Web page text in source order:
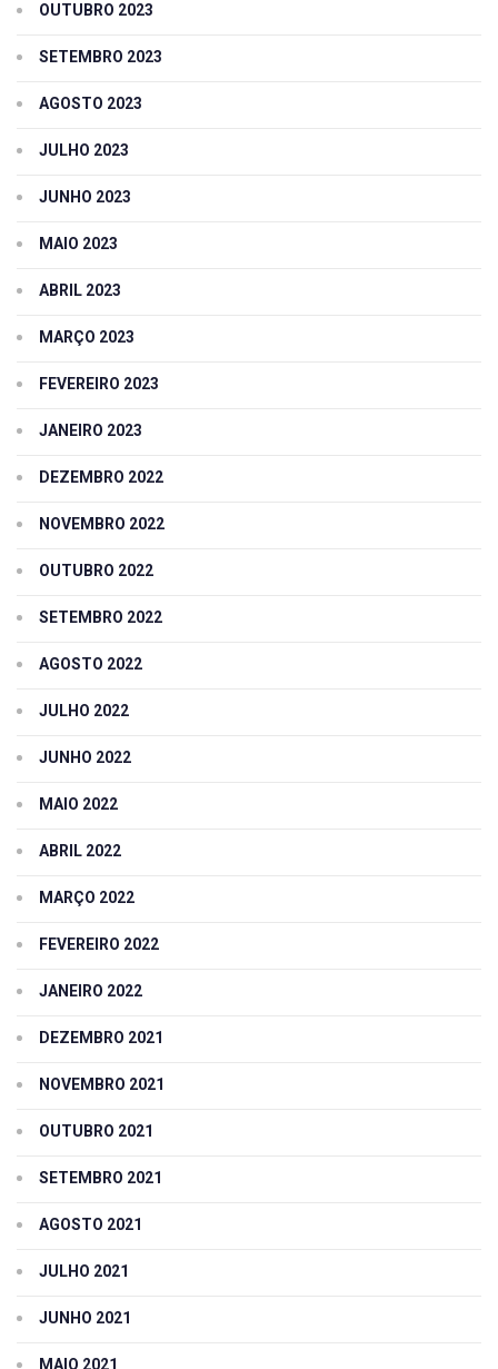
OUTUBRO 2023
SETEMBRO 2023
AGOSTO 2023
JULHO 2023
JUNHO 2023
MAIO 2023
ABRIL 2023
MARÇO 2023
FEVEREIRO 2023
JANEIRO 2023
DEZEMBRO 2022
NOVEMBRO 2022
OUTUBRO 2022
SETEMBRO 2022
AGOSTO 2022
JULHO 2022
JUNHO 2022
MAIO 2022
ABRIL 2022
MARÇO 2022
FEVEREIRO 2022
JANEIRO 2022
DEZEMBRO 2021
NOVEMBRO 2021
OUTUBRO 2021
SETEMBRO 2021
AGOSTO 2021
JULHO 2021
JUNHO 2021
MAIO 2021